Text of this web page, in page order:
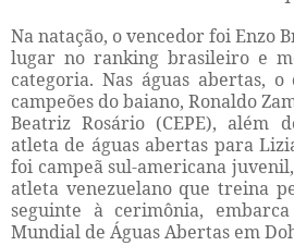
Na natação, o vencedor foi Enzo
lugar no ranking brasileiro e
categoria. Nas águas abertas,
campeões do baiano, Ronaldo
Beatriz Rosário (CEPE), além
atleta de águas abertas para
foi campeã sul-americana
atleta venezuelano que treina
seguinte à cerimônia,
Mundial de Águas Abertas em